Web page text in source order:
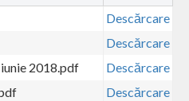
Descărcare
Descărcare
2018.pdf
Descărcare
Descărcare